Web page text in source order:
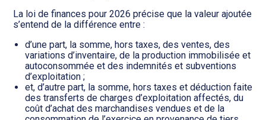
La loi de finances pour 2026 précise que la valeur ajoutée
s’entend de la différence entre :
d’une part, la somme, hors taxes, des ventes, des
variations d’inventaire, de la production immobilisée et
autoconsommée et des indemnités et subventions
d’exploitation ;
et, d’autre part, la somme, hors taxes et déduction faite
des transferts de charges d’exploitation affectés, du
coût d’achat des marchandises vendues et de la